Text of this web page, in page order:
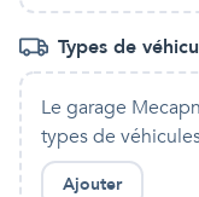
Types de
Le garage
types de
Ajouter